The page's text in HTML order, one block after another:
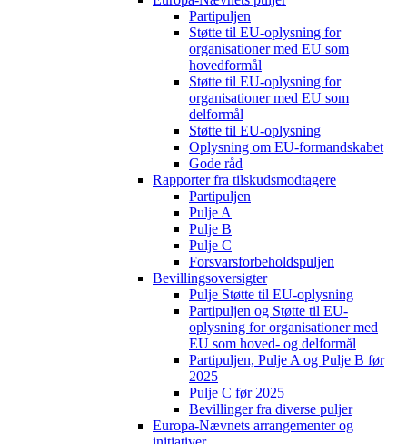
Partipuljen
Støtte til EU-oplysning for
organisationer med EU som
hovedformål
Støtte til EU-oplysning for
organisationer med EU som
delformål
Støtte til EU-oplysning
Oplysning om EU-formandskabet
Gode råd
Rapporter fra tilskudsmodtagere
Partipuljen
Pulje A
Pulje B
Pulje C
Forsvarsforbeholdspuljen
Bevillingsoversigter
Pulje Støtte til EU-oplysning
Partipuljen og Støtte til EU-
oplysning for organisationer med
EU som hoved- og delformål
Partipuljen, Pulje A og Pulje B før
2025
Pulje C før 2025
Bevillinger fra diverse puljer
Europa-Nævnets arrangementer og